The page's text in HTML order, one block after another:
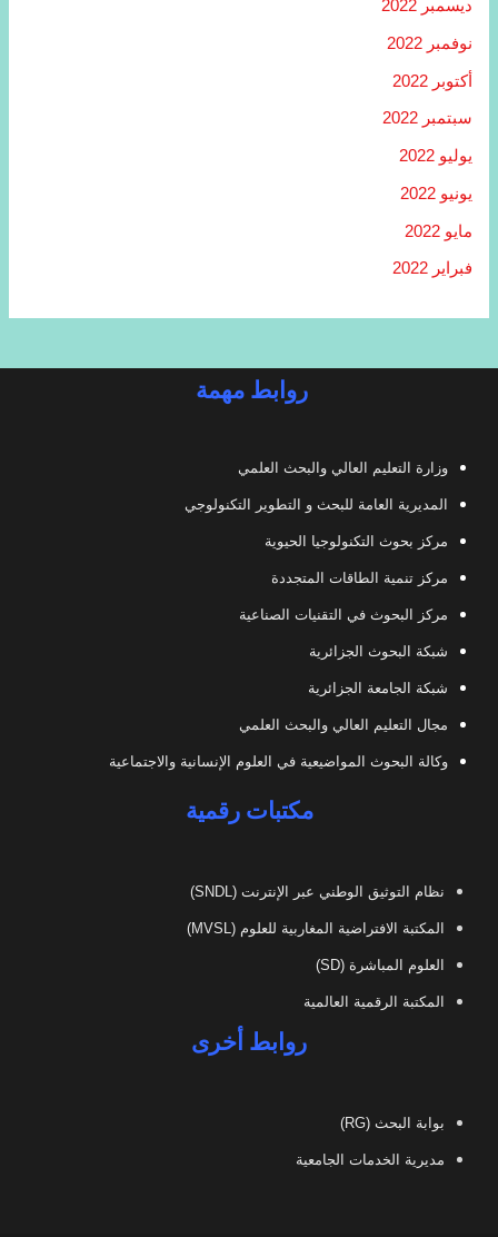
ديسمبر 2022
نوفمبر 2022
أكتوبر 2022
سبتمبر 2022
يوليو 2022
يونيو 2022
مايو 2022
فبراير 2022
روابط مهمة
وزارة التعليم العالي والبحث العلمي
المديرية العامة للبحث و التطوير التكنولوجي
مركز بحوث التكنولوجيا الحيوية
مركز تنمية الطاقات المتجددة
مركز البحوث في التقنيات الصناعية
شبكة البحوث الجزائرية
شبكة الجامعة الجزائرية
مجال التعليم العالي والبحث العلمي
وكالة البحوث المواضيعية في العلوم الإنسانية والاجتماعية
مكتبات رقمية
نظام التوثيق الوطني عبر الإنترنت (SNDL)
المكتبة الافتراضية المغاربية للعلوم (MVSL)
العلوم المباشرة (SD)
المكتبة الرقمية العالمية
روابط أخرى
بوابة البحث (RG)
مديرية الخدمات الجامعية